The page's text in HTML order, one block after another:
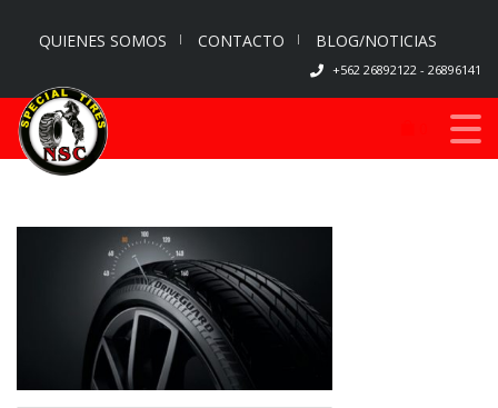
QUIENES SOMOS CONTACTO BLOG/NOTICIAS
+562 26892122 - 26896141